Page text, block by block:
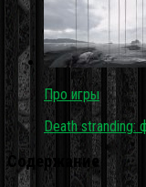
Про игры
Death stranding:
Содержание